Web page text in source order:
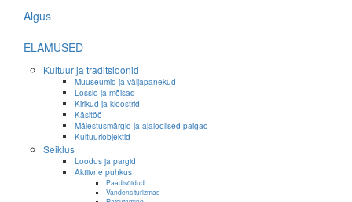
Algus
ELAMUSED
Kultuur ja traditsioonid
Muuseumid ja väljapanekud
Lossid ja mõisad
Kirikud ja kloostrid
Käsitöö
Mälestusmärgid ja ajaloolised paigad
Kultuuriobjektid
Seiklus
Loodus ja pargid
Aktiivne puhkus
Paadisõidud
Vandens turizmas